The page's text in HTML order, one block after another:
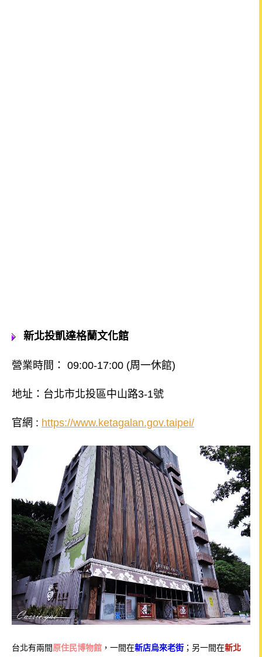
新北投凱達格蘭文化館
營業時間： 09:00-17:00 (周一休館)
地址： 台北市北投區中山路3-1號
官網 : https://www.ketagalan.gov.taipei/
台北有兩間原住民博物館 ，一間在新店烏來老街 ；另一間在新北